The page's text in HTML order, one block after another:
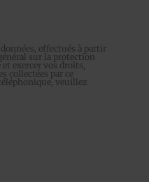
effectués à partir
sur la protection
exercer vos droits,
collectées par ce
veuillez